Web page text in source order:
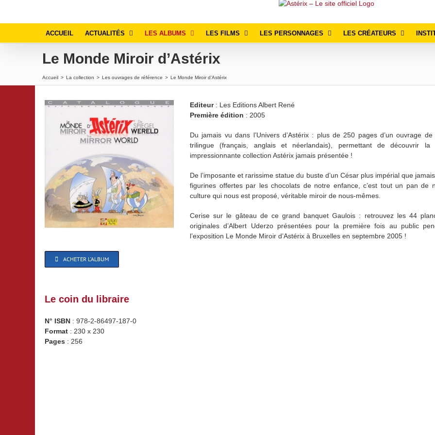
contenu
ACCUEIL ACTUALITÉS LES ALBUMS LES FILMS LES PERSONNAGES LES CRÉATEURS
Le Monde Miroir d’Astérix
Accueil > La collection > Les ouvrages de référence > Le Monde Miroir d’Astérix
Editeur: Les Editions Albert René
Première édition : 2005
Du jamais vu dans l’Univers d’Astérix : plus de 250 pages d’un ouvrage de
trilingue (français, anglais et néerlandais), permettant de découvrir la
impressionnante collection Astérix jamais présentée !
De l’imposante et rarissime statue du buste d’un César plus impérial que
figurines offertes par les chocolats de notre enfance, c’est tout un pan de
culture qui nous est proposé, véritable miroir de nous-mêmes.
Cerise sur le gâteau de ce grand banquet Gaulois : retrouvez les 44
originales d’Albert Uderzo présentées pour la première fois au public
l’exposition Le Monde Miroir d’Astérix à Bruxelles en septembre 2005 !
ACHETER L’ALBUM
Le coin du libraire
N° ISBN : 978-2-86497-187-0
Format : 230 x 230
Pages : 256